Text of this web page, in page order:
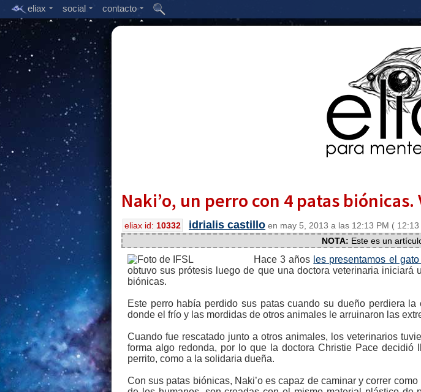
eliax social contacto
Naki’o, un perro con 4 patas biónicas.
eliax id: 10332 idrialis castillo en may 5, 2013 a las 12:13 PM ( 12:13
NOTA: Este es un
Hace 3 años les presentamos el
obtuvo sus prótesis luego de que una doctora veterinaria
biónicas.
Este perro había perdido sus patas cuando su dueño perdiera
donde el frío y las mordidas de otros animales le arruinaron las
Cuando fue rescatado junto a otros animales, los veterinarios
forma algo redonda, por lo que la doctora Christie Pace
perrito, como a la solidaria dueña.
Con sus patas biónicas, Naki’o es capaz de caminar y correr